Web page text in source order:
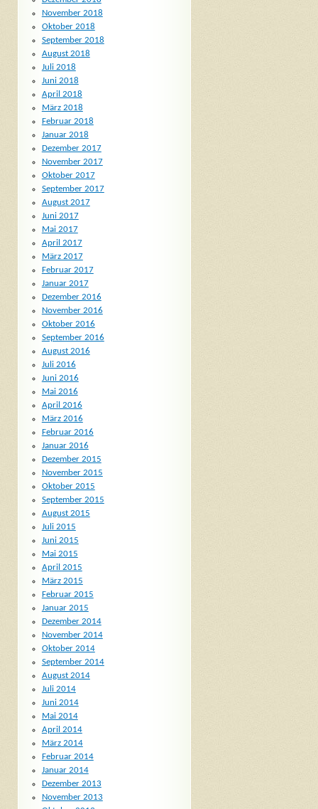
November 2018
Oktober 2018
September 2018
August 2018
Juli 2018
Juni 2018
April 2018
März 2018
Februar 2018
Januar 2018
Dezember 2017
November 2017
Oktober 2017
September 2017
August 2017
Juni 2017
Mai 2017
April 2017
März 2017
Februar 2017
Januar 2017
Dezember 2016
November 2016
Oktober 2016
September 2016
August 2016
Juli 2016
Juni 2016
Mai 2016
April 2016
März 2016
Februar 2016
Januar 2016
Dezember 2015
November 2015
Oktober 2015
September 2015
August 2015
Juli 2015
Juni 2015
Mai 2015
April 2015
März 2015
Februar 2015
Januar 2015
Dezember 2014
November 2014
Oktober 2014
September 2014
August 2014
Juli 2014
Juni 2014
Mai 2014
April 2014
März 2014
Februar 2014
Januar 2014
Dezember 2013
November 2013